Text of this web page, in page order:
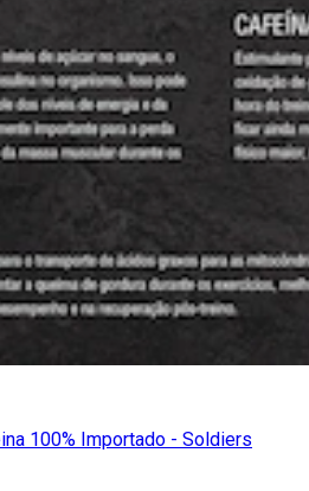
100% Importado - Soldiers